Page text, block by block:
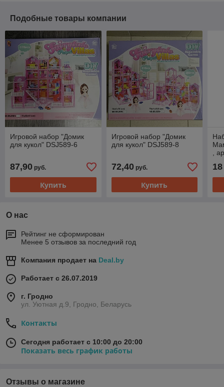
Подобные товары компании
Игровой набор "Домик
для кукол" DSJ589-6
87,90 руб.
Купить
Игровой набор "Домик
для кукол" DSJ589-8
72,40руб.
Купить
,
18
О нас
Рейтинг не сформирован
Менее 5 отзывов за последний год
Компания продает на Deal.by
Работает с 26.07.2019
г. Гродно
ул. Уютная д.9, Гродно, Беларусь
Контакты
Сегодня работает с 10:00 до 20:00
Показать весь график работы
Отзывы о магазине